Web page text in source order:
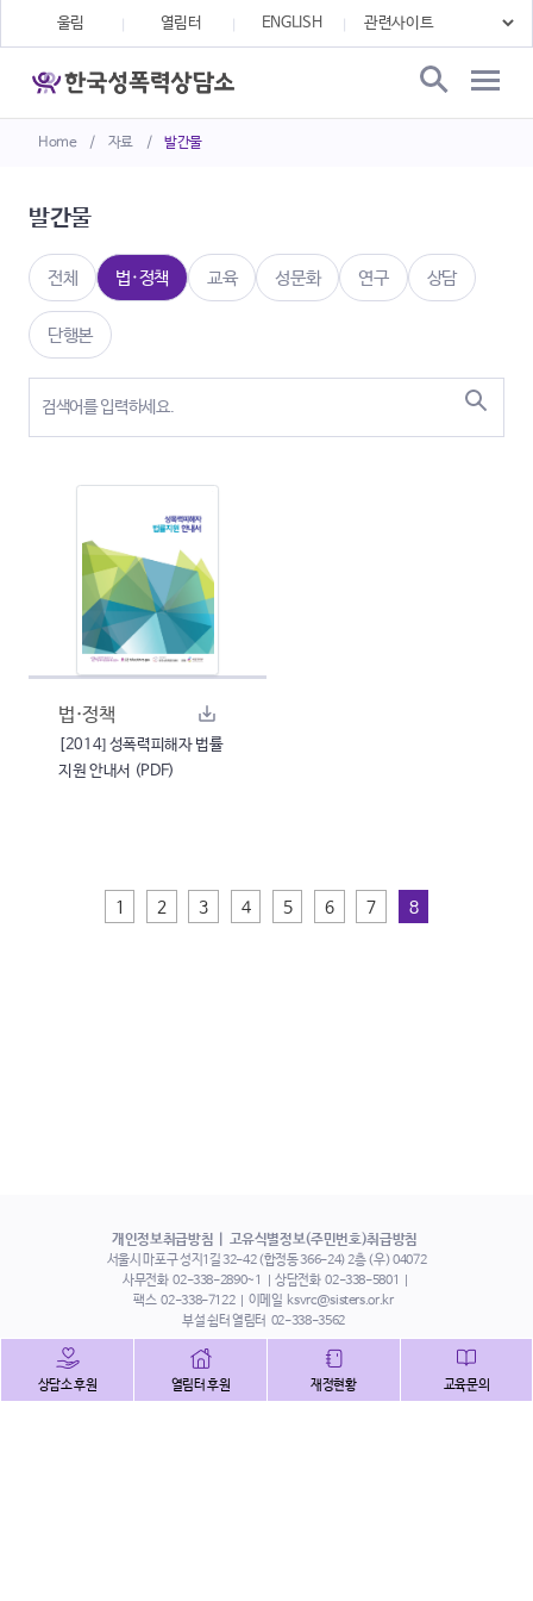
Home / 자료 / 발간물
울림 열림터 ENGLISH
발간물
전체 법·정책 교육 성문화 연구 상담
단행본
법·정책
[2014] 성폭력피해자 법률
지원 안내서 (PDF)
1 2 3 4 5 6 7 8
개인정보취급방침 고유식별정보(주민번호)취급방침
서울시 마포구 성지1길 32-42 (합정동 366-24) 2층 (우) 04072
사무전화 02-338-2890~1 상담전화 02-338-5801
팩스 02-338-7122 이메일 ksvrc@sisters.or.kr
부설 쉼터 열림터 02-338-3562
상담소 후원 열림터 후원 재정현황 교육문의